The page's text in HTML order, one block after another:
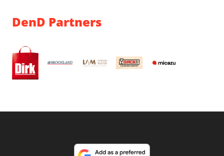
DenD Partners